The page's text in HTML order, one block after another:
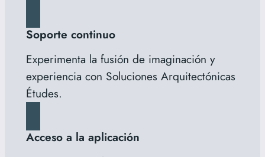
Soporte continuo
Experimenta la fusión de imaginación y
experiencia con Soluciones Arquitectónicas
Études.
Acceso a la aplicación